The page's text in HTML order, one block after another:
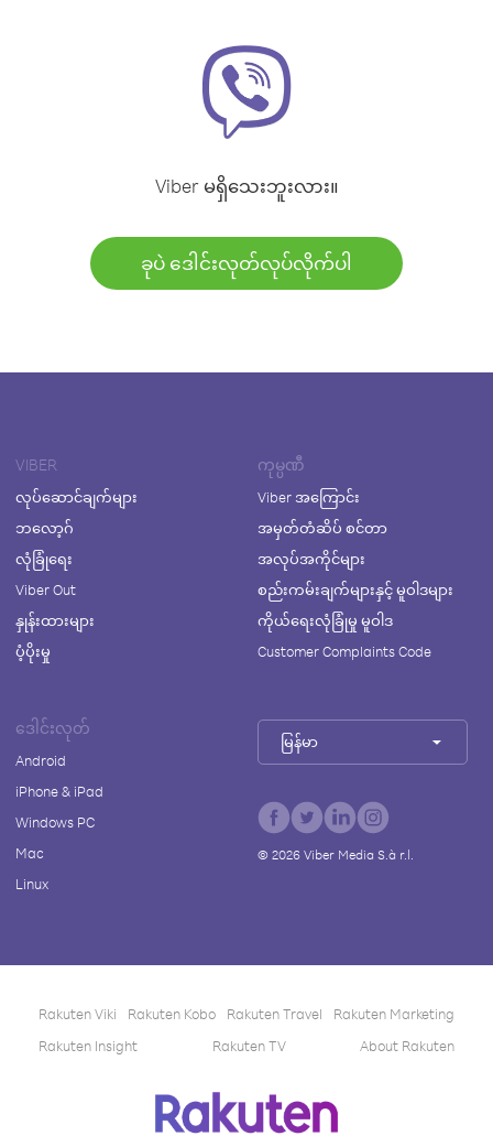
Viber မရှိသေးဘူးလား။
ခုပဲ ဒေါင်းလုတ်လုပ်လိုက်ပါ
VIBER
လုပ်ဆောင်ချက်များ
ဘလော့ဂ်
လုံခြုံရေး
Viber Out
နှုန်းထားများ
ပံ့ပိုးမှု
ကုမ္ပဏီ
Viber အကြောင်း
အမှတ်တံဆိပ် စင်တာ
အလုပ်အကိုင်များ
စည်းကမ်းချက်များနှင့် မူဝါဒများ
ကိုယ်ရေးလုံခြုံမှု မူဝါဒ
Customer Complaints Code
ဒေါင်းလုတ်
Android
iPhone & iPad
Windows PC
Mac
Linux
မြန်မာ
© 2026Viber Media S.à r.l.
Rakuten Viki Rakuten Kobo Rakuten Travel
Rakuten Marketing
Rakuten Insight
Rakuten TV About Rakuten